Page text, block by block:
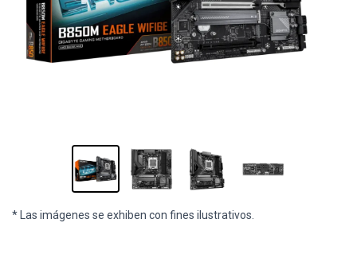
* Las imágenes se exhiben con fines ilustrativos.